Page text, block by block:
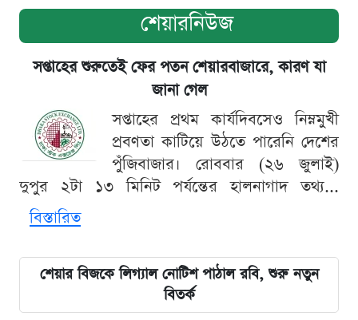
শেয়ারনিউজ
সপ্তাহের শুরুতেই ফের পতন শেয়ারবাজারে, কারণ যা
জানা গেল
সপ্তাহের প্রথম কার্যদিবসেও নিম্নমুখী
প্রবণতা কাটিয়ে উঠতে পারেনি দেশের
পুঁজিবাজার। রোববার (২৬ জুলাই)
দুপুর ২টা ১৩ মিনিট পর্যন্তের হালনাগাদ তথ্য...
বিস্তারিত
শেয়ার বিজকে লিগ্যাল নোটিশ পাঠাল রবি, শুরু নতুন
বিতর্ক